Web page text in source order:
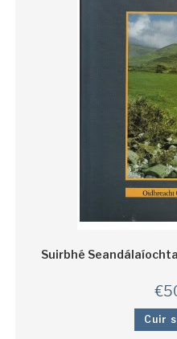
Suirbhé
€
Cuir